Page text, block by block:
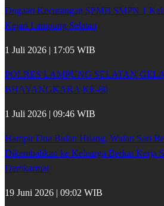
Dugaan Kecurangan SPMB SMPN 1
Kejari Lampung Selatan
1 Juli 2026 | 17:05 WIB
POLRES LAMPUNG SELATAN
BHAYANGKARA KE-80
1 Juli 2026 | 09:46 WIB
Hampir Dua Bulan Hilang, Wulan Sari
Dikembalikan ke Keluarga Berkat Kerja
Damkarmat
19 Juni 2026 | 09:02 WIB